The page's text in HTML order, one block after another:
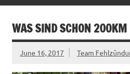
WAS SIND SCHON
June 16, 2017 Team